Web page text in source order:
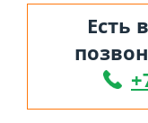
Есть